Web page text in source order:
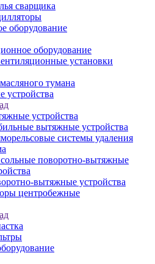
сварщика
оборудование
оборудование
установки
тумана
устройства
устройства
вытяжные устройства
системы удаления
поворотно-вытяжные
вытяжные устройства
центробежные